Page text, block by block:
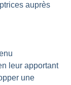
auprès
leur apportant
une